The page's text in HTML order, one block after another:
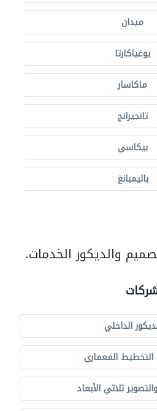
ميدان
يوغياكارتا
ماكاسار
تانجيرانج
بيكاسي
باليمبانغ
والديكور الخدمات.
الداخلي
المعماري
ثلاثي الأبعاد